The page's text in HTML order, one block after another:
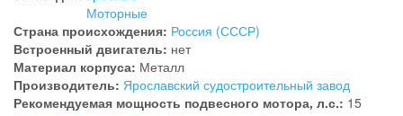
Моторные
Страна происхождения: Россия (СССР)
Встроенный двигатель: нет
Материал корпуса: Металл
Производитель: Ярославский судостроительный завод
Рекомендуемая мощность подвесного мотора, л.с.: 15